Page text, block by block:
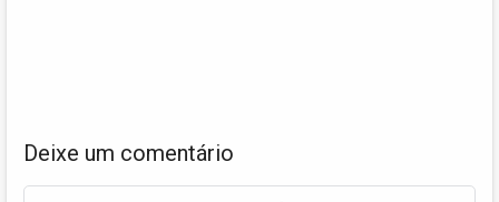
Deixe um comentário